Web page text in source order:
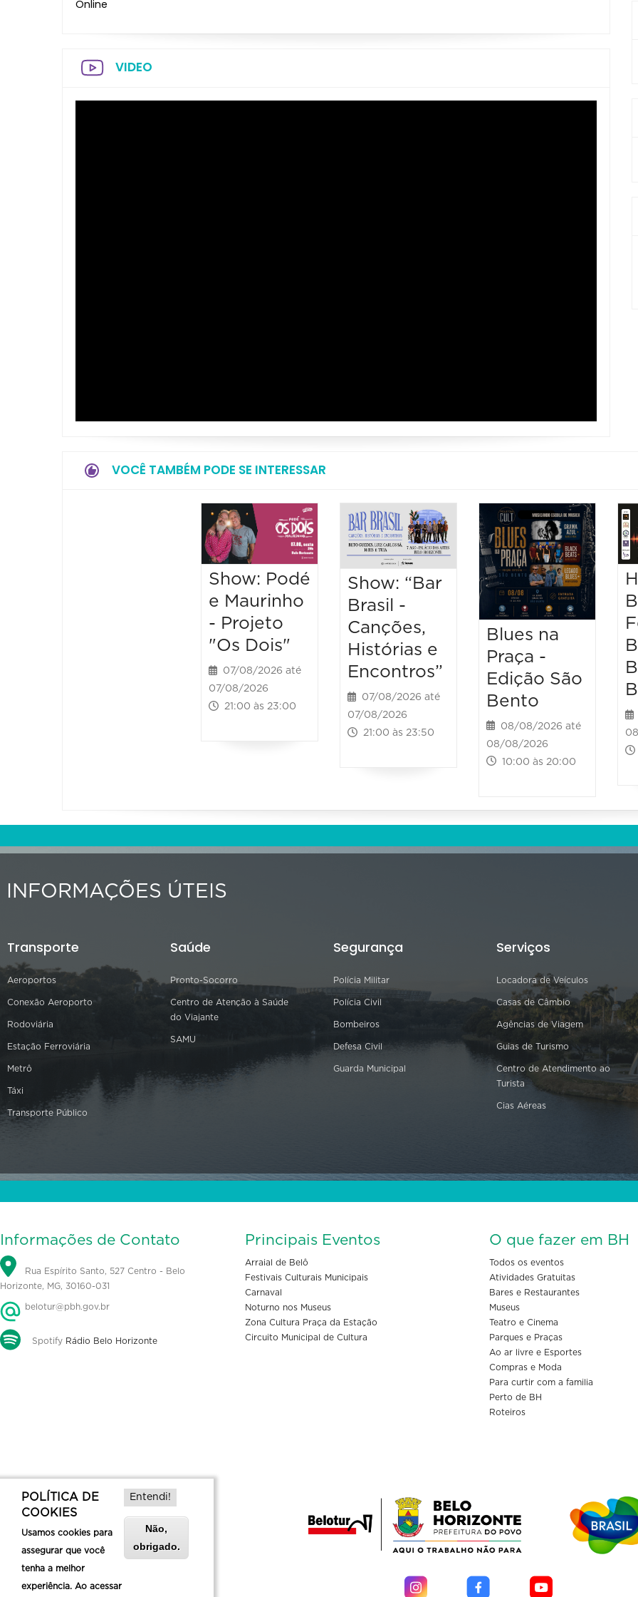
Online
VIDEO
VOCÊ TAMBÉM PODE SE INTERESSAR
Show: Podé
e Maurinho
- Projeto
"Os Dois"
07/08/2026 até
07/08/2026
21:00 às 23:00
Show: “Bar
Brasil -
Canções,
Histórias e
Encontros”
07/08/2026 até
07/08/2026
21:00 às 23:50
Blues na
Praça -
Edição São
Bento
08/08/2026 até
08/08/2026
10:00 às 20:00
INFORMAÇÕES ÚTEIS
Transporte
Aeroportos
Conexão Aeroporto
Rodoviária
Estação Ferroviária
Metrô
Táxi
Transporte Público
Saúde
Pronto-Socorro
Centro de Atenção à Saúde
do Viajante
SAMU
Segurança
Polícia Militar
Polícia Civil
Bombeiros
Defesa Civil
Guarda Municipal
Serviços
Locadora de Veículos
Casas de Câmbio
Agências de Viagem
Guias de Turismo
Centro de Atendimento ao
Turista
Cias Aéreas
Informações de Contato
Rua Espírito Santo, 527 Centro - Belo
Horizonte, MG, 30160-031
belotur@pbh.gov.br
Spotify Rádio Belo Horizonte
Principais Eventos
Arraial de Belô
Festivais Culturais Municipais
Carnaval
Noturno nos Museus
Zona Cultura Praça da Estação
Circuito Municipal de Cultura
O que fazer em BH
Todos os eventos
Atividades Gratuitas
Bares e Restaurantes
Museus
Teatro e Cinema
Parques e Praças
Ao ar livre e Esportes
Compras e Moda
Para curtir com a familia
Perto de BH
Roteiros
POLÍTICA DE
COOKIES
Usamos cookies para
assegurar que você
tenha a melhor
experiência. Ao acessar
Entendi!
Não,
obrigado.